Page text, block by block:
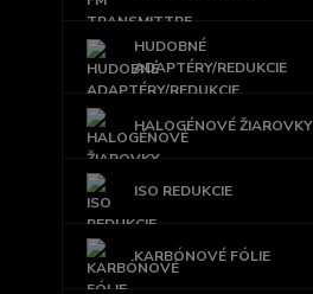
HUDOBNÉ
ADAPTÉRY/REDUKCIE
HALOGÉNOVÉ ŽIAROVKY
ISO REDUKCIE
KARBÓNOVÉ FÓLIE